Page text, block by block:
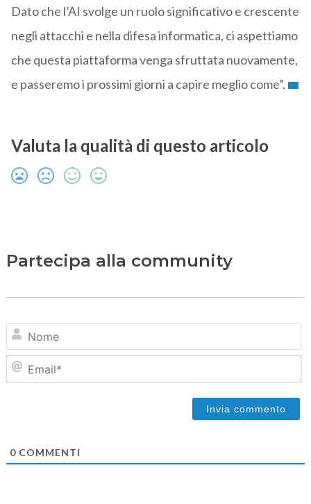
Dato che l’AI svolge un ruolo significativo e crescente
negli attacchi e nella difesa informatica, ci aspettiamo
che questa piattaforma venga sfruttata nuovamente,
e passeremo i prossimi giorni a capire meglio come”.
Valuta la qualità di questo articolo
Partecipa alla community
0COMMENTI